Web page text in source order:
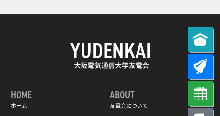
HOME
ホーム
ABOUT
友電会について